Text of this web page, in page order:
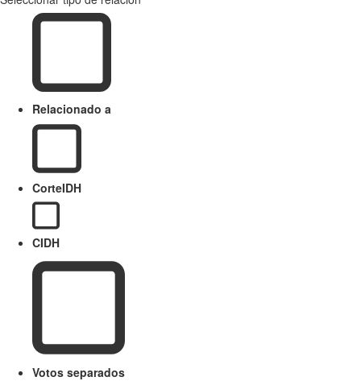
Relacionado a
CorteIDH
CIDH
Votos separados